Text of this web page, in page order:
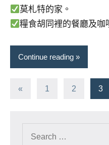
莫札特的家。
糧食胡同裡的餐廳及咖
Continue reading
文
分
« Previous
1 2 3